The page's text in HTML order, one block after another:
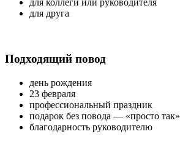
для друга
Подходящий повод
день рождения
23 февраля
профессиональный праздник
подарок без повода — «просто так»
благодарность руководителю